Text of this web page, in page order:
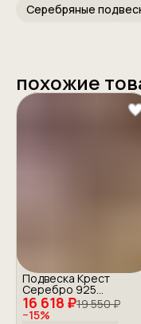
Серебряные
похожие
16 618 ₽19 550 ₽
−15%
Подвеска Крест
Серебро 925
"Православие"